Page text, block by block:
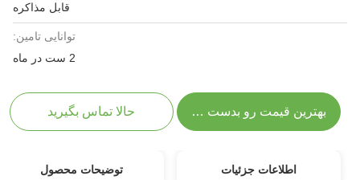
قابل مذاکره
توانایی تامین:
بهترین قیمت رو بدست بیار حالا تماس بگیرید
اطلاعات جزئیات توضیحات محصول